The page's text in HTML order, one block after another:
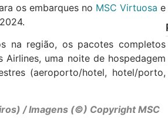
os embarques no MSC Virtuosa e
na região, os pacotes completos
uma noite de hospedagem
(aeroporto/hotel, hotel/porto,
/ Imagens (©) Copyright MSC